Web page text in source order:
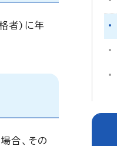
者)に年
合、その